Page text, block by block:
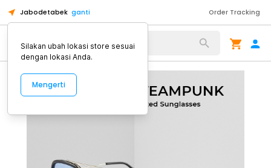
Jabodetabek ganti Order Tracking
Alat Kopi
Silakan ubah lokasi store sesuai
dengan lokasi Anda.
Mengerti